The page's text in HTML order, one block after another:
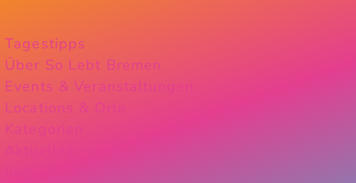
Tagestipps
Über So Lebt Bremen
Events & Veranstaltungen
Locations & Orte
Kategorien
Aktuelles